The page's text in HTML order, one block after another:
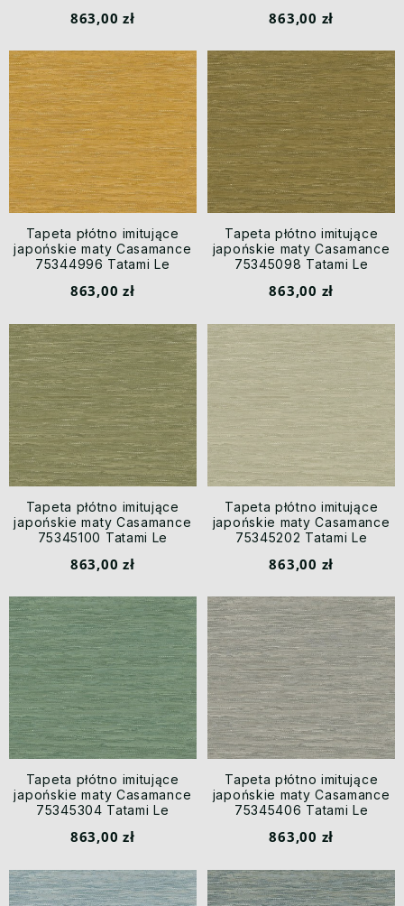
863,00 zł 863,00 zł
Tapeta płótno imitujące
japońskie maty Casamance
75344996 Tatami Le
863,00 zł
Tapeta płótno imitujące
japońskie maty Casamance
75345098 Tatami Le
863,00 zł
Tapeta płótno imitujące
japońskie maty Casamance
75345100 Tatami Le
863,00 zł
Tapeta płótno imitujące
japońskie maty Casamance
75345202 Tatami Le
863,00 zł
Tapeta płótno imitujące
japońskie maty Casamance
75345304 Tatami Le
863,00 zł
Tapeta płótno imitujące
japońskie maty Casamance
75345406 Tatami Le
863,00 zł